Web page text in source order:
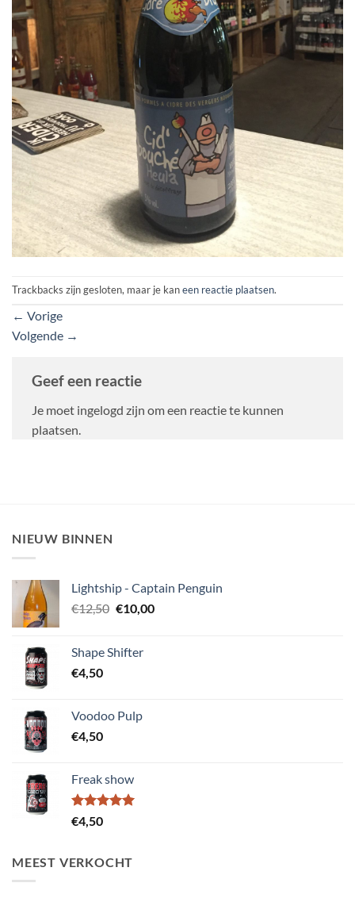
Trackbacks zijn gesloten, maar je kaneen reactie plaatsen.
← Vorige
Volgende →
Geef een reactie
Je moet ingelogd zijn om een reactie te kunnen
plaatsen.
NIEUW BINNEN
Lightship - Captain Penguin
€12,50 Oorspronkelijke
€12,50.
€10,00Huidige
Shape Shifter
€4,50
Voodoo Pulp
€4,50
Freak show
Gewaardeerd
5.00
€4,50
MEEST VERKOCHT